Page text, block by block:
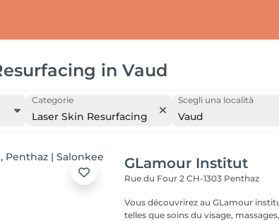
in Vaud
Categorie
Laser Skin Resurfacing
Scegli una località
Vaud
GLamour Institut
Rue du Four 2CH-1303 Penthaz
Vous découvrirez au GLamour
telles que soins du visage,